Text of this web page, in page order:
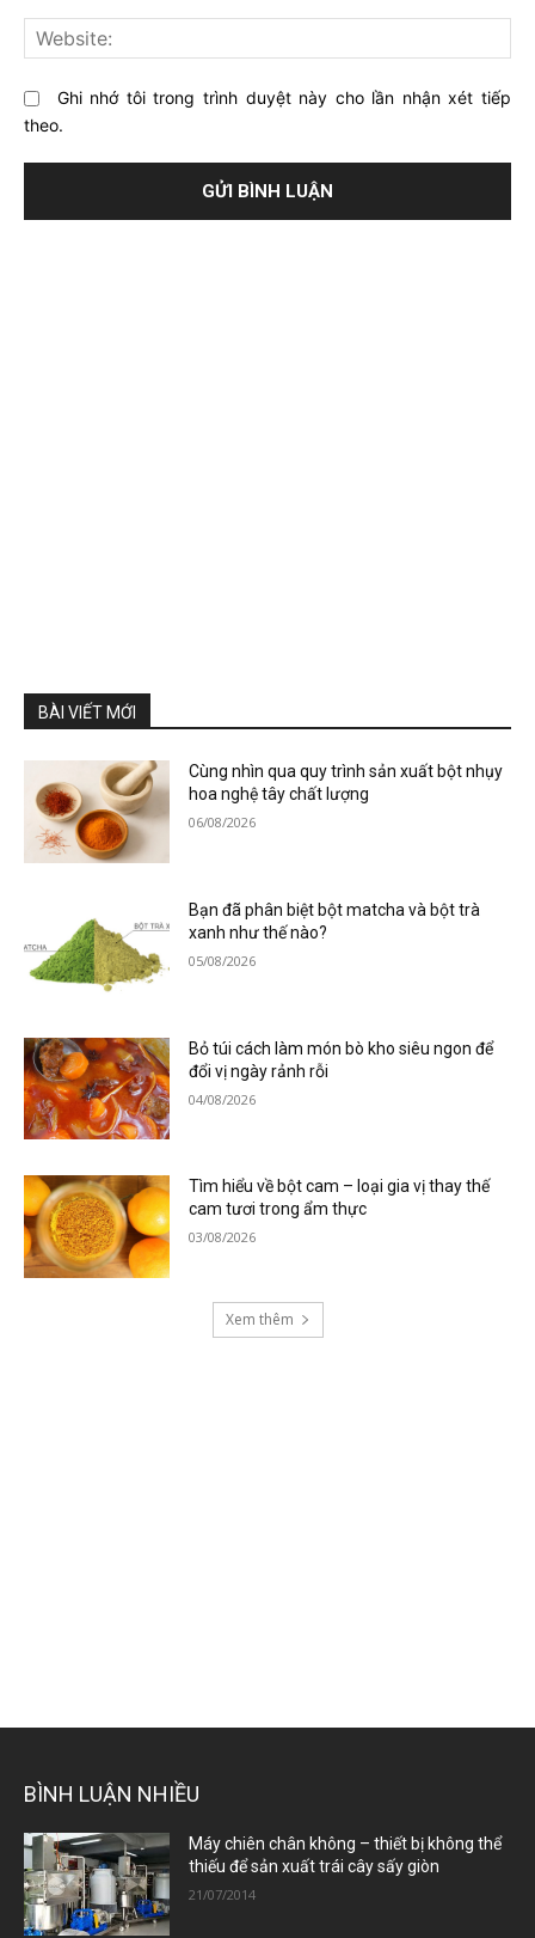
này?
Ghi nhớ tôi trong trình duyệt này cho lần nhận xét tiếp
theo.
BÀI VIẾT MỚI
Cùng nhìn qua quy trình sản xuất bột nhụy
hoa nghệ tây chất lượng
06/08/2026
Bạn đã phân biệt bột matcha và bột trà
xanh như thế nào?
05/08/2026
Bỏ túi cách làm món bò kho siêu ngon để
đổi vị ngày rảnh rỗi
04/08/2026
Tìm hiểu về bột cam – loại gia vị thay thế
cam tươi trong ẩm thực
03/08/2026
Xem thêm
BÌNH LUẬN NHIỀU
Máy chiên chân không – thiết bị không thể
thiếu để sản xuất trái cây sấy giòn
21/07/2014